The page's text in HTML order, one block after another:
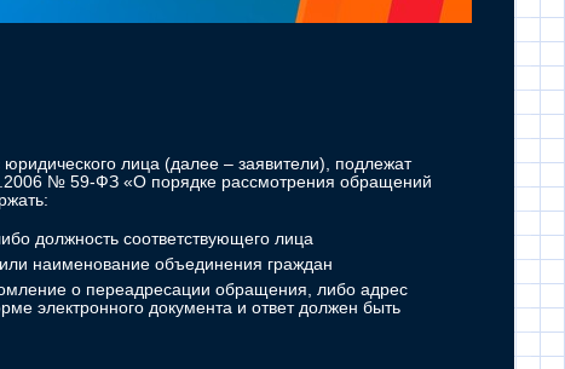
лица (далее – заявители), подлежат
№ 59-ФЗ «О порядке рассмотрения обращений
должность соответствующего лица
наименование объединения граждан
о переадресации обращения, либо адрес
электронного документа и ответ должен быть